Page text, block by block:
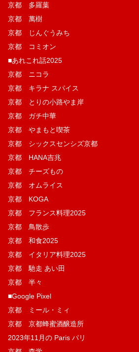
京都 多羅葉
京都 萬樹
京都 じんぐうみち
京都 コミオン
■あれこれ話2025
京都 ニコラ
京都 キラナ スパイス
京都 とりの小路やま岸
京都 ガチ中華
京都 やまもと喫茶
京都 シックスセンシズ京都
京都 HANA吉兆
京都 チーズもの
京都 オムライス
京都 KOGA
京都 フランス料理2025
京都 鳥散歩
京都 和食2025
京都 イタリア料理2025
京都 馳走 あい田
京都 半々
■Google Pixel
京都 ミール・ミィ
京都 京都蜂蜜酒醸造所
2023年11月の Paris パリ